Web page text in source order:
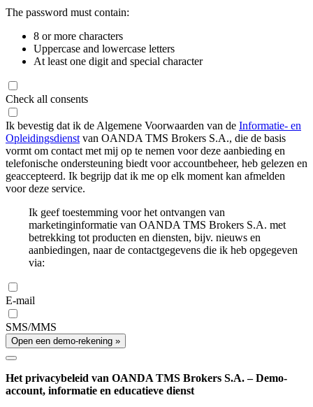
The password must contain:
8 or more characters
Uppercase and lowercase letters
At least one digit and special character
Check all consents
Ik bevestig dat ik de Algemene Voorwaarden van de Informatie- en
Opleidingsdienst van OANDA TMS Brokers S.A., die de basis
vormt om contact met mij op te nemen voor deze aanbieding en
telefonische ondersteuning biedt voor accountbeheer, heb gelezen en
geaccepteerd. Ik begrijp dat ik me op elk moment kan afmelden
voor deze service.
Ik geef toestemming voor het ontvangen van
marketinginformatie van OANDA TMS Brokers S.A. met
betrekking tot producten en diensten, bijv. nieuws en
aanbiedingen, naar de contactgegevens die ik heb opgegeven
via:
E-mail
SMS/MMS
Open een demo-rekening »
Het privacybeleid van OANDA TMS Brokers S.A. – Demo-
account, informatie en educatieve dienst